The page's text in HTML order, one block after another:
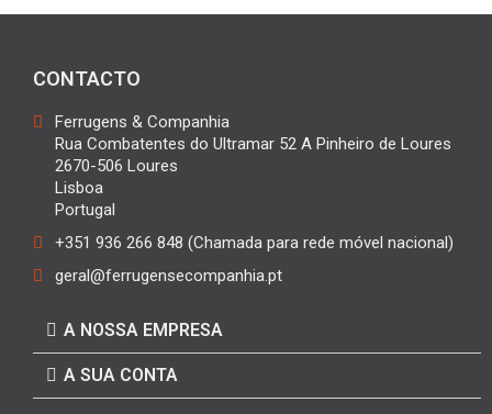
CONTACTO
Ferrugens & Companhia
Rua Combatentes do Ultramar 52 A Pinheiro de Loures
2670-506 Loures
Lisboa
Portugal
+351 936 266 848 (Chamada para rede móvel nacional)
geral@ferrugensecompanhia.pt
A NOSSA EMPRESA
A SUA CONTA